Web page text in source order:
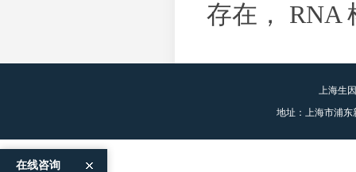
存在， RNA
上海生
地址：上海市浦
在线咨询